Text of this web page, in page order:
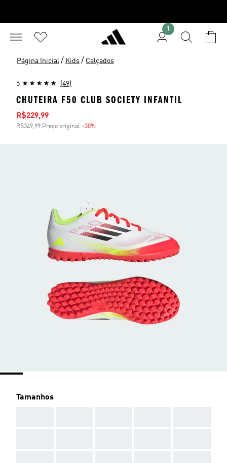
1
Página Inicial / Kids / Calçados
5 (49)
CHUTEIRA F50 CLUB SOCIETY INFANTIL
Preço com desconto
R$229,99
R$349,99 Preço original -30%
Tamanhos